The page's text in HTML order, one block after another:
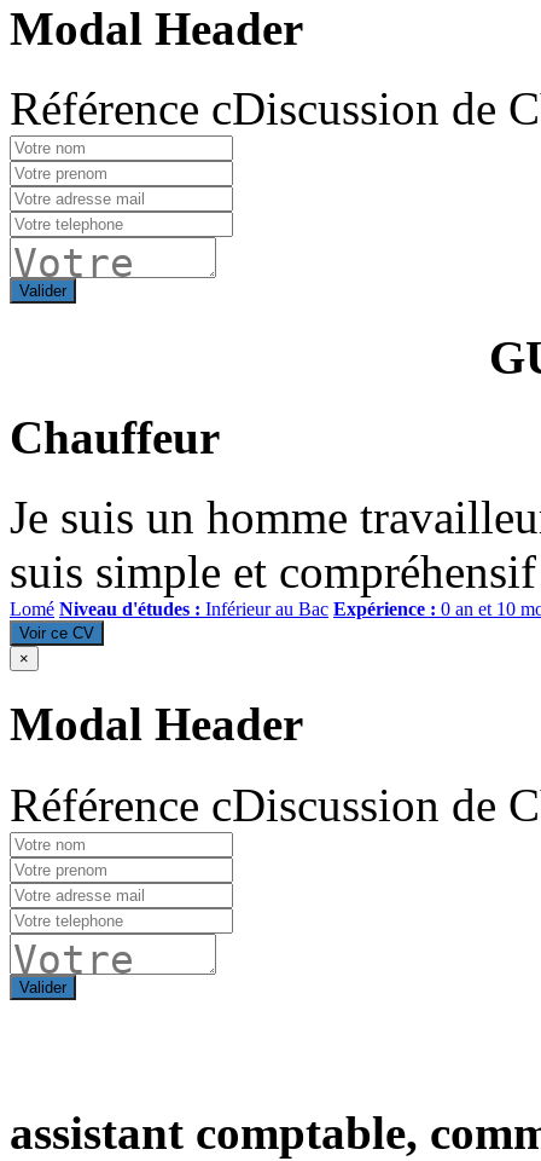
Modal Header
Référence cDiscussion de
Valider
Chauffeur
Je suis un homme
suis simple et compréhensif
Lomé Niveau d'études : Inférieur au Bac Expérience : 0 an et 10
Voir ce CV
×
Modal Header
Référence cDiscussion de
Valider
assistant comptable,